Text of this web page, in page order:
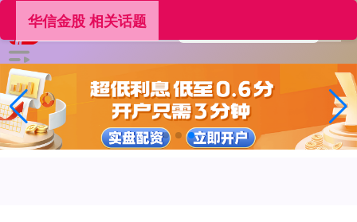
华信金股 相关话题